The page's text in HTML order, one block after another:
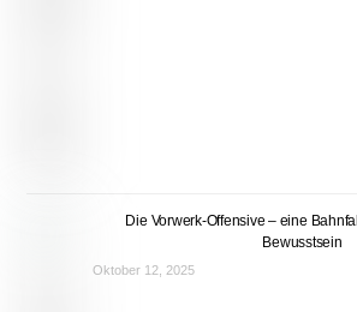
Die Vorwerk-Offensive – eine
Bewusstsein
Oktober 12, 2025